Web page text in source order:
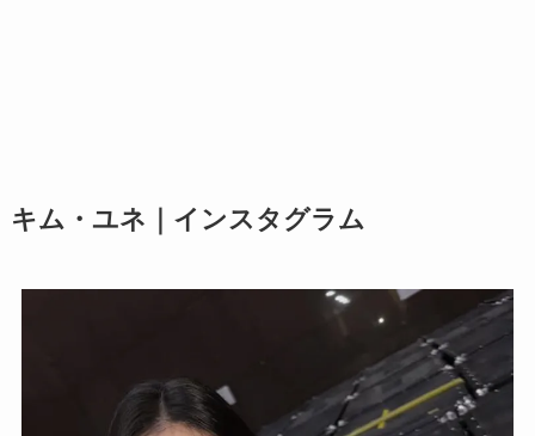
キム・ユネ｜インスタグラム